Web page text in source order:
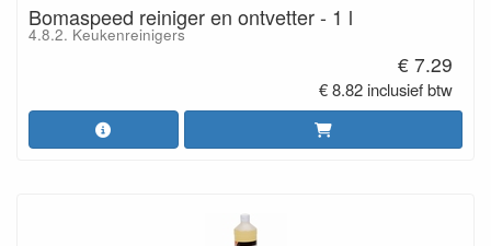
Bomaspeed reiniger en ontvetter - 1 l
4.8.2. Keukenreinigers
€ 7.29
€ 8.82 inclusief btw